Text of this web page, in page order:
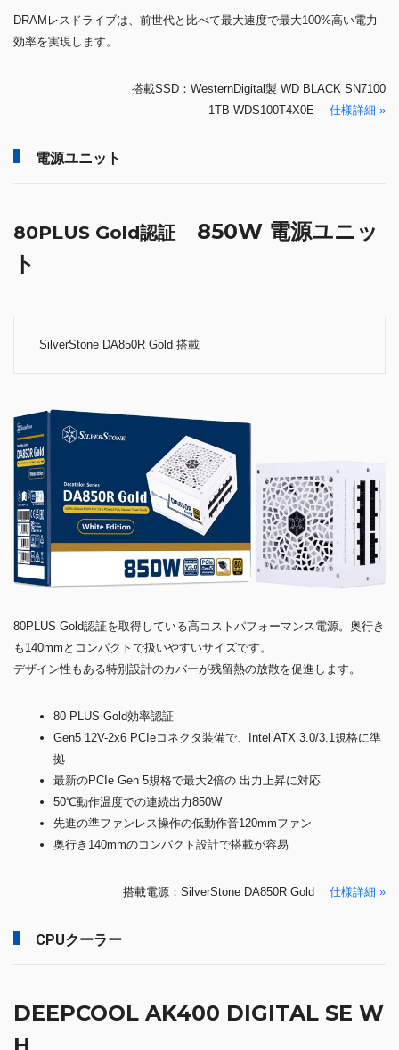
DRAMレスドライブは、前世代と比べて最大速度で最大100%高い電力
効率を実現します。
搭載SSD：WesternDigital製 WD BLACK SN7100
1TB WDS100T4X0E 仕様詳細 »
電源ユニット
80PLUS Gold認証 850W 電源ユニッ
ト
SilverStone DA850R Gold 搭載
80PLUS Gold認証を取得している高コストパフォーマンス電源。奥行き
も140mmとコンパクトで扱いやすいサイズです。
デザイン性もある特別設計のカバーが残留熱の放散を促進します。
80 PLUS Gold効率認証
Gen5 12V-2x6 PCIeコネクタ装備で、Intel ATX 3.0/3.1規格に準
拠
最新のPCIe Gen 5規格で最大2倍の 出力上昇に対応
50℃動作温度での連続出力850W
先進の準ファンレス操作の低動作音120mmファン
奥行き140mmのコンパクト設計で搭載が容易
搭載電源：SilverStone DA850R Gold 仕様詳細 »
CPUクーラー
DEEPCOOL AK400 DIGITAL SE W